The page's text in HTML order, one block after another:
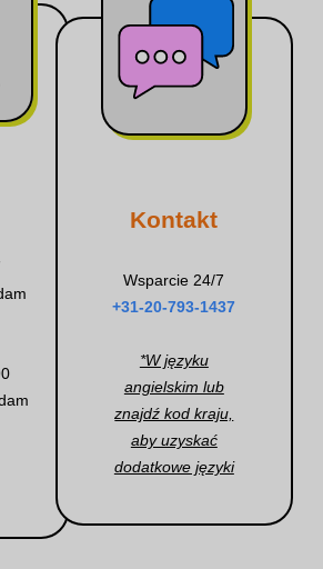
Kontakt
Wsparcie 24/7
+31-20-793-1437
*W języku
angielskim lub
znajdź kod kraju,
aby uzyskać
dodatkowe języki